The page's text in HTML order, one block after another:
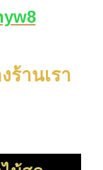
ร้านเรา